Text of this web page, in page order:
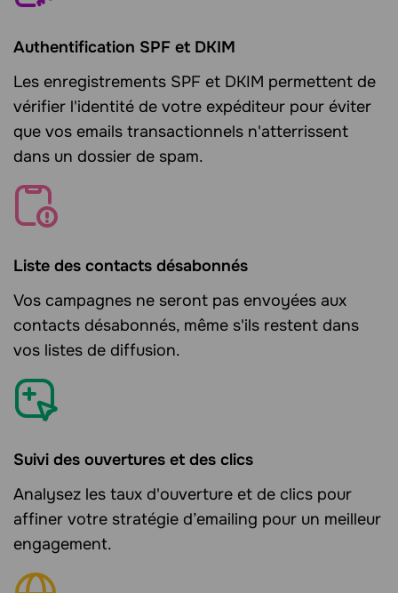
Authentification SPF et DKIM
Les enregistrements SPF et DKIM permettent de
vérifier l'identité de votre expéditeur pour éviter
que vos emails transactionnels n'atterrissent
dans un dossier de spam.
Liste des contacts désabonnés
Vos campagnes ne seront pas envoyées aux
contacts désabonnés, même s'ils restent dans
vos listes de diffusion.
Suivi des ouvertures et des clics
Analysez les taux d'ouverture et de clics pour
affiner votre stratégie d’emailing pour un meilleur
engagement.